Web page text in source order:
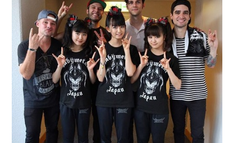
タワーレコード新宿店にてBABYMETALのパネル展が開催中
Powered by livedoor 相互RSS